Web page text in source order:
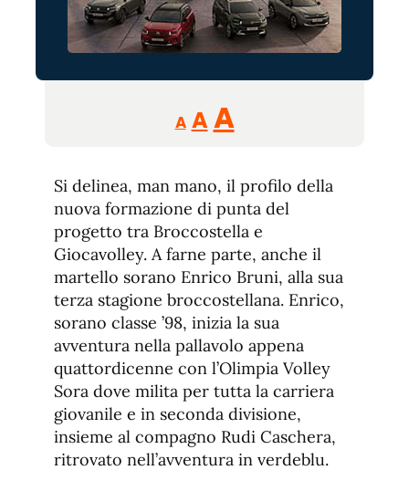
A
Reducir
tamaño
A Restablecer
de
fuente
AAumentar
de
fuente.
Si delinea, man mano, il profilo della
nuova formazione di punta del
progetto tra Broccostella e
Giocavolley. A farne parte, anche il
martello sorano Enrico Bruni, alla sua
terza stagione broccostellana. Enrico,
sorano classe ’98, inizia la sua
avventura nella pallavolo appena
quattordicenne con l’Olimpia Volley
Sora dove milita per tutta la carriera
giovanile e in seconda divisione,
insieme al compagno Rudi Caschera,
ritrovato nell’avventura in verdeblu.